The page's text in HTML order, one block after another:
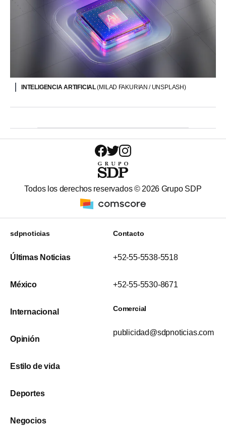
INTELIGENCIA ARTIFICIAL(MILAD FAKURIAN / UNSPLASH)
Todos los derechos reservados © 2026 Grupo SDP
sdpnoticias
Últimas Noticias
México
Internacional
Opinión
Estilo de vida
Deportes
Negocios
Contacto
+52-55-5538-5518
+52-55-5530-8671
Comercial
publicidad@sdpnoticias.com